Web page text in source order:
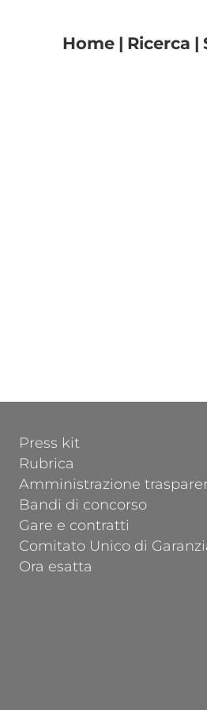
Home Ricerca
FOOTER 1
Press kit
Rubrica
Amministrazione
Bandi di concorso
Gare e contratti
Comitato Unico di
Ora esatta